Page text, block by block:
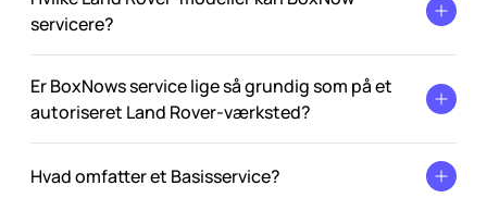
servicere?
Er BoxNows service lige så grundig som på et
autoriseret Land Rover-værksted?
Hvad omfatter et Basisservice?